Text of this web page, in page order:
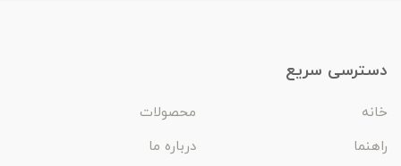
دسترسی سریع
خانه
محصولات
راهنما
درباره ما